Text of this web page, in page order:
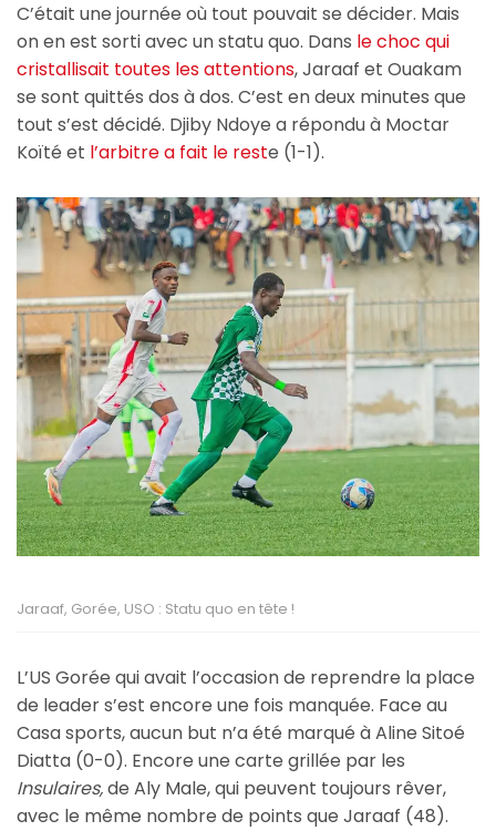
C’était une journée où tout pouvait se décider. Mais
on en est sorti avec un statu quo. Dans le choc qui
cristallisait toutes les attentions, Jaraaf et Ouakam
se sont quittés dos à dos. C’est en deux minutes que
tout s’est décidé. Djiby Ndoye a répondu à Moctar
Koïté et l’arbitre a fait le reste (1-1).
Jaraaf, Gorée, USO : Statu quo en tête !
L’US Gorée qui avait l’occasion de reprendre la place
de leader s’est encore une fois manquée. Face au
Casa sports, aucun but n’a été marqué à Aline Sitoé
Diatta (0-0). Encore une carte grillée par les
Insulaires,de Aly Male, qui peuvent toujours rêver,
avec le même nombre de points que Jaraaf (48).